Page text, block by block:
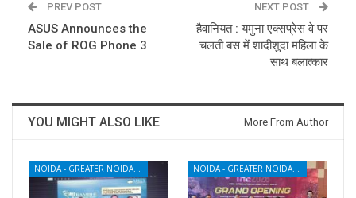
PREV POST
ASUS Announces the
Sale of ROG Phone 3
NEXT POST
हैवानियत : यमुना एक्सप्रेस वे पर
चलती बस में शादीशुदा महिला के
साथ बलात्कार
YOU MIGHT ALSO LIKE More From Author
NOIDA - GREATER NOIDA - YAMUNA EXPRESSWAY NOIDA - GREATER NOIDA - YAMUNA EXPRESSWAY